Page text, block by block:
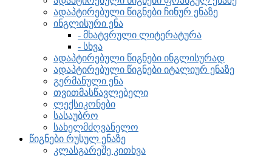
ადაპტირებული წიგნები ჩინურ ენაზე
ინგლისური ენა
- მხატვრული ლიტერატურა
- სხვა
ადაპტირებული წიგნები ინგლისურად
ადაპტირებული წიგნები იტალიურ ენაზე
გერმანული ენა
თვითმასწავლებელი
ლექსიკონები
სასაუბრო
სახელმძღვანელო
წიგნები რუსულ ენაზე
კლასგარეშე კითხვა